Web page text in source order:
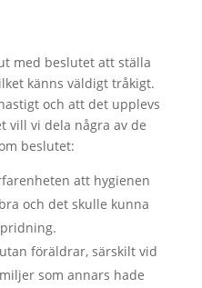
med beslutet att ställa
känns väldigt tråkigt.
och att det upplevs
vill vi dela några av de
beslutet:
att hygienen
och det skulle kunna
föräldrar, särskilt vid
som annars hade